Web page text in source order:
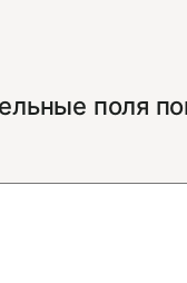
поля